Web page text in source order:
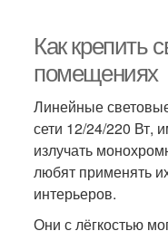
Как крепить
помещениях
Линейные
сети 12/24/220 Вт,
излучать
любят применять
интерьеров.
Они с лёгкостью